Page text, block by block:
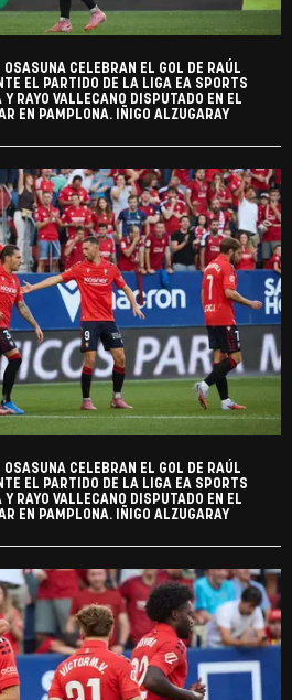
OSASUNA CELEBRAN EL GOL DE RAÚL
EL PARTIDO DE LA LIGA EA SPORTS
RAYO VALLECANO DISPUTADO EN EL
EN PAMPLONA. IÑIGO ALZUGARAY
OSASUNA CELEBRAN EL GOL DE RAÚL
EL PARTIDO DE LA LIGA EA SPORTS
RAYO VALLECANO DISPUTADO EN EL
EN PAMPLONA. IÑIGO ALZUGARAY